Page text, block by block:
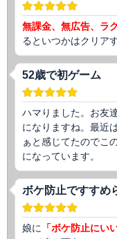
無課金、無広告、ラ
るといつかはクリア
52歳で初ゲーム
ハマりました。お友
になりますね。最近
ぁと感じてたのでこ
になっています。
ボケ防止ですすめ
娘に 「ボケ防止にい